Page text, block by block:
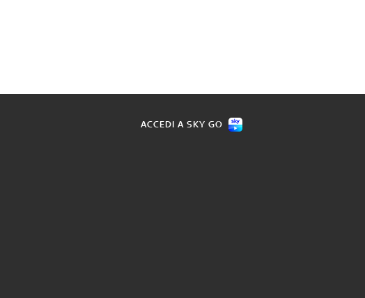
ACCEDI A SKY GO